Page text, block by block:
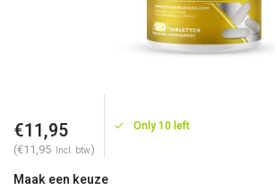
€11,95
(€11,95 Incl. btw)
Only 10 left
Maak een keuze